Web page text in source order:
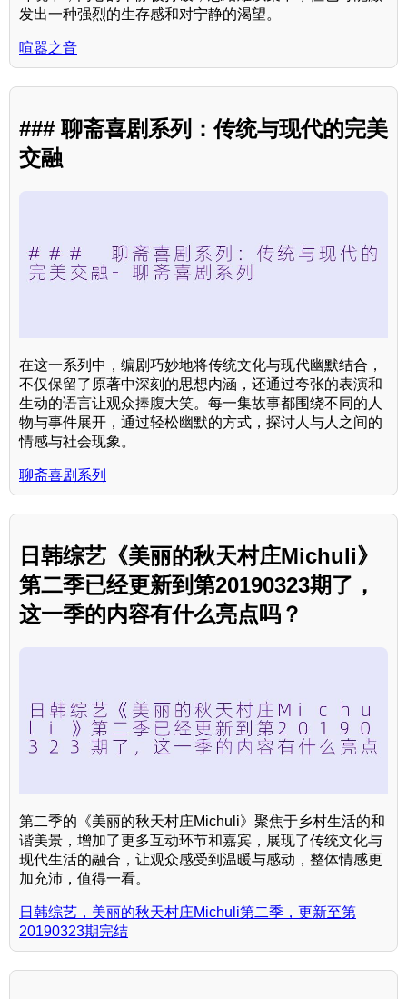
发出一种强烈的生存感和对宁静的渴望。
喧嚣之音
### 聊斋喜剧系列：传统与现代的完美
交融
在这一系列中，编剧巧妙地将传统文化与现代幽默结合，
不仅保留了原著中深刻的思想内涵，还通过夸张的表演和
生动的语言让观众捧腹大笑。每一集故事都围绕不同的人
物与事件展开，通过轻松幽默的方式，探讨人与人之间的
情感与社会现象。
聊斋喜剧系列
日韩综艺《美丽的秋天村庄Michuli》
第二季已经更新到第20190323期了，
这一季的内容有什么亮点吗？
第二季的《美丽的秋天村庄Michuli》聚焦于乡村生活的和
谐美景，增加了更多互动环节和嘉宾，展现了传统文化与
现代生活的融合，让观众感受到温暖与感动，整体情感更
加充沛，值得一看。
日韩综艺，美丽的秋天村庄Michuli第二季，更新至第
20190323期完结